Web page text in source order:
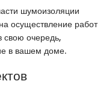
шумоизоляции
осуществление работ
свою очередь,
в вашем доме.